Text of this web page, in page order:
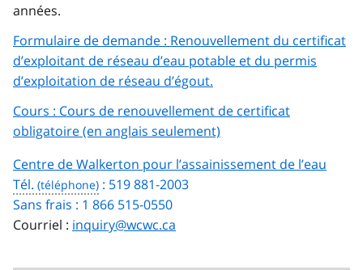
années.
Formulaire de demande : Renouvellement du certificat
d’exploitant de réseau d’eau potable et du permis
d’exploitation de réseau d’égout.
Cours : Cours de renouvellement de certificat
obligatoire (en anglais seulement)
Centre de Walkerton pour l’assainissement de l’eau
Tél.
: 519 881-2003
Sans frais : 1 866 515-0550
Courriel : inquiry@wcwc.ca